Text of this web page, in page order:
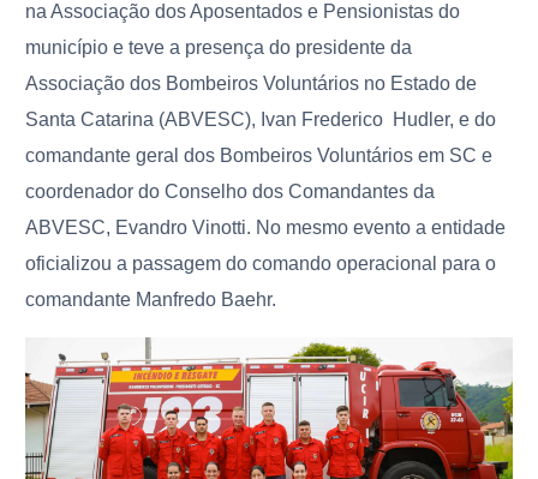
na Associação dos Aposentados e Pensionistas do
município e teve a presença do presidente da
Associação dos Bombeiros Voluntários no Estado de
Santa Catarina (ABVESC), Ivan Frederico Hudler, e do
comandante geral dos Bombeiros Voluntários em SC e
coordenador do Conselho dos Comandantes da
ABVESC, Evandro Vinotti. No mesmo evento a entidade
oficializou a passagem do comando operacional para o
comandante Manfredo Baehr.